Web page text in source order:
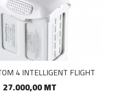
4 INTELLIGENT FLIGHT
27.000,00 MT